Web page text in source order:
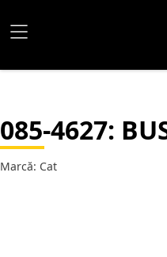
085-4627:
Marcă: Cat